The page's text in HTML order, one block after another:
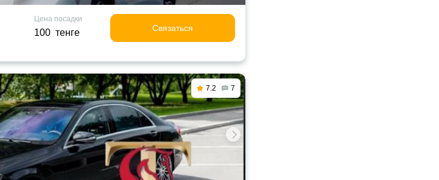
Цена посадки
100 тенге Связаться
7.2 7